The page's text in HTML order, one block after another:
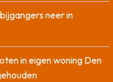
neer in
in eigen woning Den